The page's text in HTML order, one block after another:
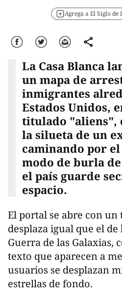
Agrega a El Siglo de
Facebook Twitter Correo comparte
La Casa Blanca
un mapa de
inmigrantes
Estados Unidos,
titulado "aliens",
la silueta de un
caminando por
modo de burla
el país guarde
espacio.
El portal se abre con un
desplaza igual que el
Guerra de las Galaxias,
texto que aparecen a
usuarios se desplazan
estrellas de fondo.